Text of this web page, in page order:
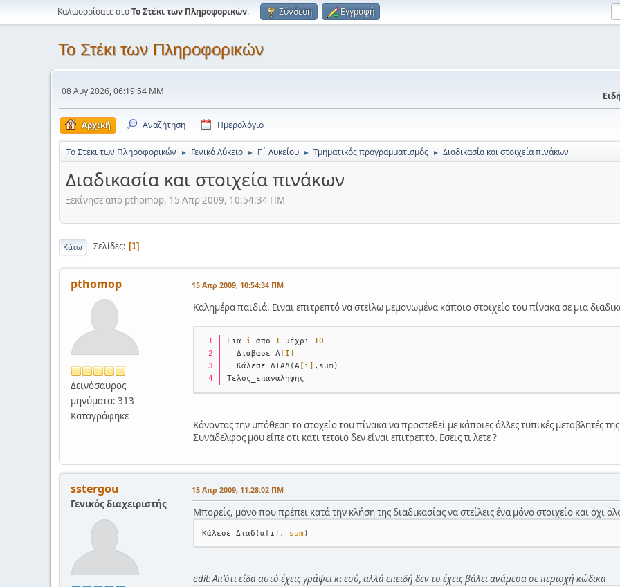
Καλωσορίσατε στοΤο Στέκι των Πληροφορικών. Σύνδεση Εγγραφή
Το Στέκι των Πληροφορικών
08 Αυγ 2026, 06:19:54 ΜΜ
Αρχική Αναζήτηση Ημερολόγιο
Το Στέκι των Πληροφορικών ► Γενικό Λύκειο ► Γ΄ Λυκείου ► Τμηματικός προγραμματισμός ► Διαδικασία και στοιχεία πινάκων
Διαδικασία και στοιχεία πινάκων
Ξεκίνησε από pthomop, 15 Απρ 2009, 10:54:34 ΠΜ
Κάτω Σελίδες 1
pthomop
Δεινόσαυρος
μηνύματα: 313
Καταγράφηκε
15 Απρ 2009, 10:54:34 ΠΜ
Καλημέρα παιδιά. Ειναι επιτρεπτό να στείλω μεμονωμένα κάποιο στοιχείο του πίνακα σε μια
Για i απο 1 μέχρι 10
Διαβασε Α [Ι]
Κάλεσε ΔΙΑΔ(Α [i] ,sum)
Tελος_επαναληψης
Κάνοντας την υπόθεση το στοχείο του πίνακα να προστεθεί με κάποιες άλλες τυπικές μεταβλητές
Συνάδελφος μου είπε οτι κατι τετοιο δεν είναι επιτρεπτό. Εσεις τι λετε ?
sstergou
Γενικός διαχειριστής
15 Απρ 2009, 11:28:02 ΠΜ
Μπορείς, μόνο που πρέπει κατά την κλήση της διαδικασίας να στείλεις ένα μόνο στοιχείο και όχι
Κάλεσε Διαδ(α[i], sum
edit: Απ'ότι είδα αυτό έχεις γράψει κι εσύ, αλλά επειδή δεν το έχεις βάλει ανάμεσα σε περιοχή κώδικα